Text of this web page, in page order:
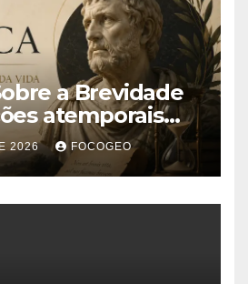
a Brevidade
atemporais
a felicidade e
sentido da
2026 FOCOGEO